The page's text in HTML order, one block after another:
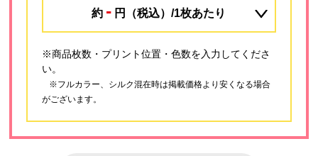
約 - 円（税込）/1枚あたり
※商品枚数・プリント位置・色数を入力してくださ
い。
※フルカラー、シルク混在時は掲載価格より安くなる場合
がございます。